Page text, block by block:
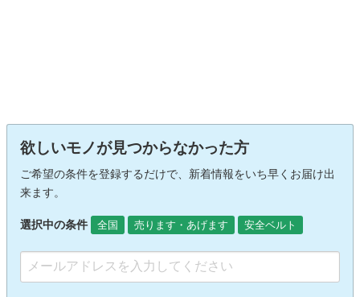
欲しいモノが見つからなかった方
ご希望の条件を登録するだけで、新着情報をいち早くお届け出
来ます。
選択中の条件 全国 売ります・あげます 安全ベルト